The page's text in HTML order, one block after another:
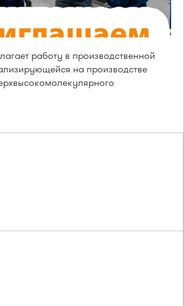
работу в производственной
на производстве